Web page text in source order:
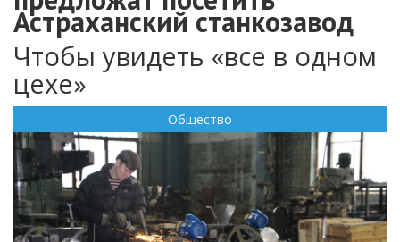
Астраханский станкозавод
Чтобы увидеть «все в одном
цехе»
Общество